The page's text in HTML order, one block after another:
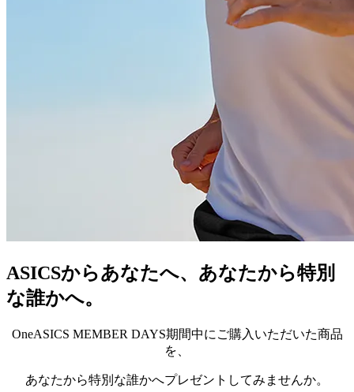
ASICSからあなたへ、あなたから特別
な誰かへ。
OneASICS MEMBER DAYS期間中にご購入いただいた商品
を、
あなたから特別な誰かへ​プレゼントしてみませんか。​​